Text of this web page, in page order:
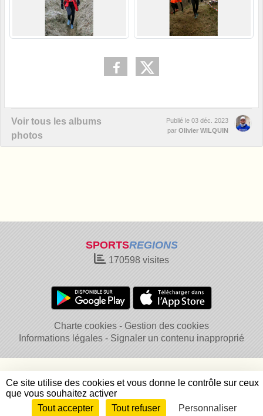
Voir tous les albums
photos
Publié le 03 déc. 2023
par Olivier WILQUIN
SPORTSREGIONS
170598 visites
Charte cookies
Gestion des cookies
Informations légales
Signaler un contenu inapproprié
Envie de participer ? Connexion
Ce site utilise des cookies et vous donne le contrôle sur ceux
que vous souhaitez activer
Tout accepter
Tout refuser Personnaliser